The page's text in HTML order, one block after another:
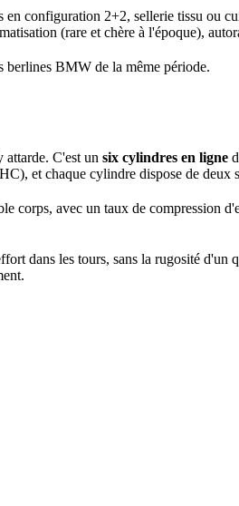
configuration 2+2, sellerie tissu ou
(rare et chère à l'époque),
berlines BMW de la même période.
C'est un six cylindres en ligne
et chaque cylindre dispose de deux
corps, avec un taux de compression
dans les tours, sans la rugosité